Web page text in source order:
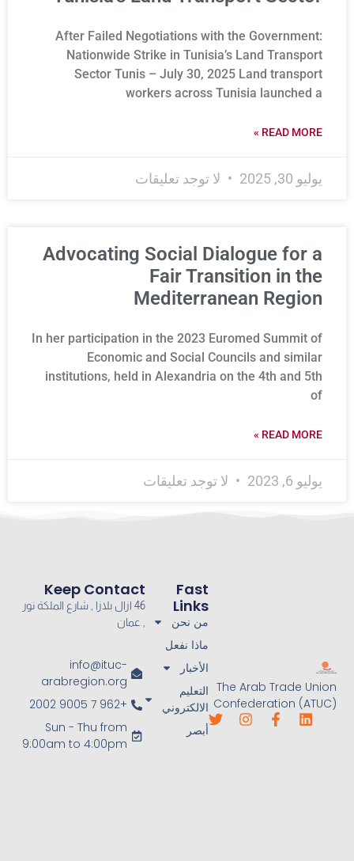
After Failed Negotiations with the Government:
Nationwide Strike in Tunisia’s Land Transport
Sector Tunis – July 30, 2025 Land transport
workers across Tunisia launched a
READ MORE »
يوليو 30, 2025 لا توجد تعليقات
Advocating Social Dialogue for a
Fair Transition in the
Mediterranean Region
In her participation in the 2023 Euromed Summit of
Economic and Social Councils and similar
institutions, held in Alexandria on the 4th and 5th
of
READ MORE »
يوليو 6, 2023 لا توجد تعليقات
The Arab Trade Union
Confederation (ATUC)
Fast
Links
من نحن
ماذا نفعل
الأخبار
التعليم
الالكتروني
أبصر
Keep Contact
46 ازال بلازا , شارع الملكة نور
, عمان
info@ituc-
arabregion.org
+962 7 9005 2002
Sun - Thu from
9:00am to 4:00pm